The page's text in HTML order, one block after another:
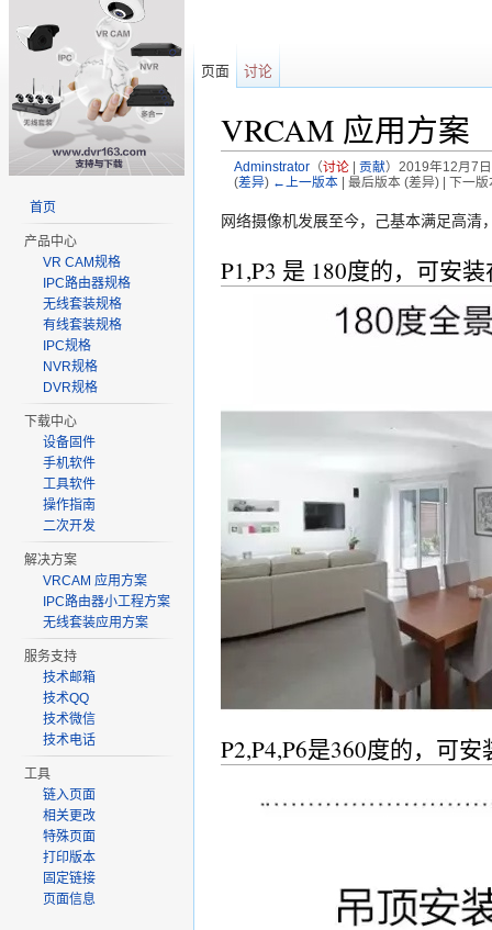
VRCAM 应用方案
Adminstrator（讨论| 贡献） 2019年12月7
(差异) ←上一版本| 最后版本 (差异) | 下一
网络摄像机发展至今，己基本满足高
P1,P3 是 180度的，可安
P2,P4,P6是360度的，可
页面 讨论
首页
产品中心
VR CAM规格
IPC路由器规格
无线套装规格
有线套装规格
IPC规格
NVR规格
DVR规格
下载中心
设备固件
手机软件
工具软件
操作指南
二次开发
解决方案
VRCAM 应用方案
IPC路由器小工程方案
无线套装应用方案
服务支持
技术邮箱
技术QQ
技术微信
技术电话
工具
链入页面
相关更改
特殊页面
打印版本
固定链接
页面信息